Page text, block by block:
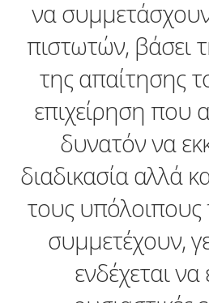
να
πιστωτών, βάσει
της απαίτησης
επιχείρηση που
δυνατόν να
διαδικασία αλλά
τους υπόλοιπους
συμμετέχουν,
ενδέχεται να